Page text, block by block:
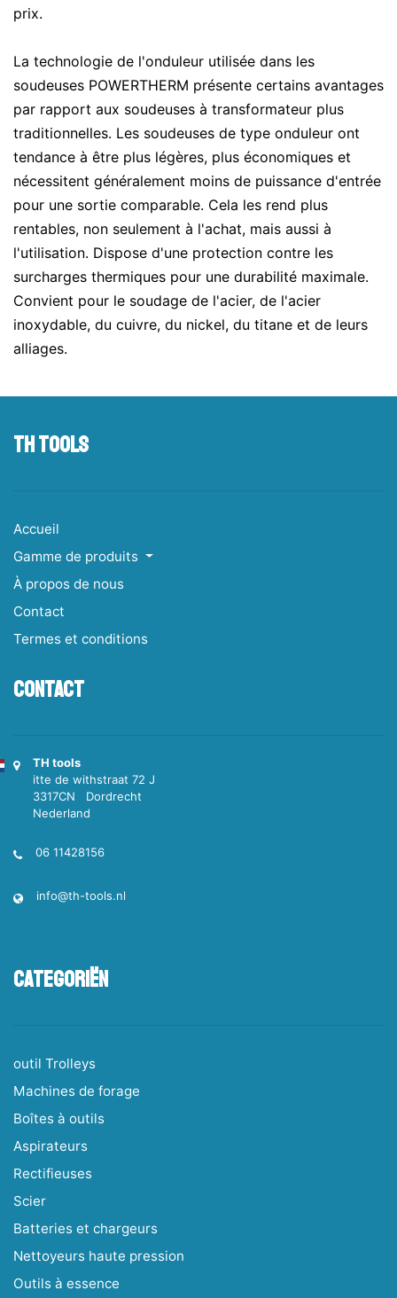
prix.
La technologie de l'onduleur utilisée dans les
soudeuses POWERTHERM présente certains avantages
par rapport aux soudeuses à transformateur plus
traditionnelles. Les soudeuses de type onduleur ont
tendance à être plus légères, plus économiques et
nécessitent généralement moins de puissance d'entrée
pour une sortie comparable. Cela les rend plus
rentables, non seulement à l'achat, mais aussi à
l'utilisation. Dispose d'une protection contre les
surcharges thermiques pour une durabilité maximale.
Convient pour le soudage de l'acier, de l'acier
inoxydable, du cuivre, du nickel, du titane et de leurs
alliages.
TH tools
Accueil
Gamme de produits
À propos de nous
Contact
Termes et conditions
Contact
TH tools
itte de withstraat 72 J
3317CN Dordrecht
Nederland
06 11428156
info@th-tools.nl
Categoriën
outil Trolleys
Machines de forage
Boîtes à outils
Aspirateurs
Rectifieuses
Scier
Batteries et chargeurs
Nettoyeurs haute pression
Outils à essence